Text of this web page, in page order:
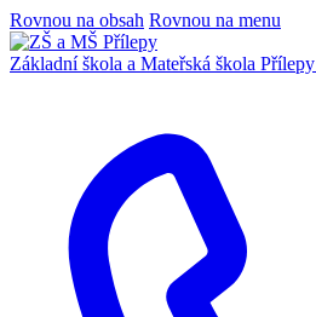
Rovnou na obsah Rovnou na menu
Základní škola a Mateřská škola Přílepy